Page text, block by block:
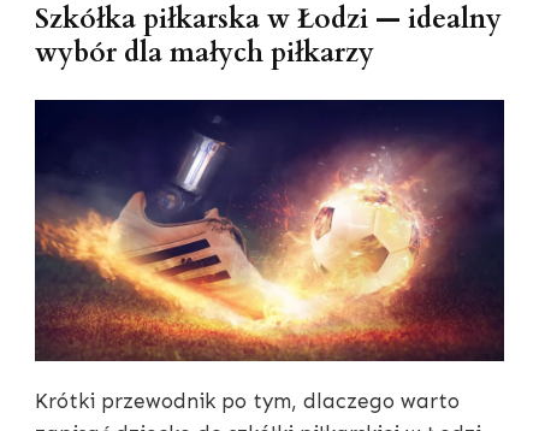
Szkółka piłkarska w Łodzi — idealny
wybór dla małych piłkarzy
Krótki przewodnik po tym, dlaczego warto